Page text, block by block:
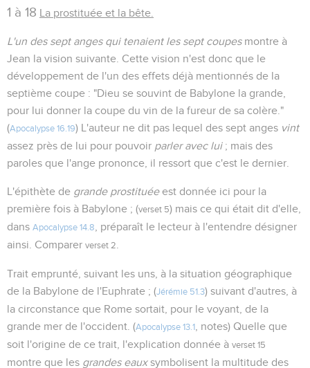
1 à 18 La prostituée et la bête.
L'un des sept anges qui tenaient les sept coupesmontre à
Jean la vision suivante. Cette vision n'est donc que le
développement de l'un des effets déjà mentionnés de la
septième coupe : "Dieu se souvint de Babylone la grande,
pour lui donner la coupe du vin de la fureur de sa colère."
(Apocalypse 16.19) L'auteur ne dit pas lequel des sept anges vint
assez près de lui pour pouvoir parler avec lui; mais des
paroles que l'ange prononce, il ressort que c'est le dernier.
L'épithète de grande prostituéeest donnée ici pour la
première fois à Babylone ; (verset 5) mais ce qui était dit d'elle,
dans Apocalypse 14.8
, préparaît le lecteur à l'entendre désigner
ainsi. Comparer verset 2
Trait emprunté, suivant les uns, à la situation géographique
de la Babylone de l'Euphrate ; (Jérémie 51.3) suivant d'autres, à
la circonstance que Rome sortait, pour le voyant, de la
grande mer de l'occident. (Apocalypse 13.1
, notes) Quelle que
soit l'origine de ce trait, l'explication donnée à verset 15
montre que les grandes eauxsymbolisent la multitude des